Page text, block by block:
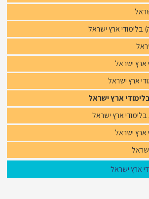
ארץ ישראל
ארץ ישראל
ארץ ישראל
בלימודי ארץ ישראל
בלימודי ארץ ישראל
ארץ ישראל
ארץ ישראל